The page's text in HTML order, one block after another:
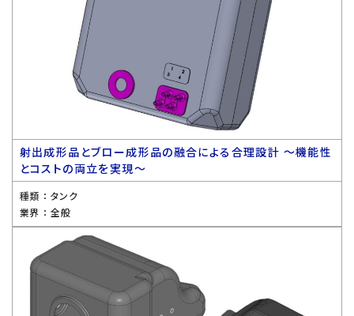
射出成形品とブロー成形品の融合による合理設計 〜機能性
とコストの両立を実現〜
種類 ： タンク
業界 ： 全般